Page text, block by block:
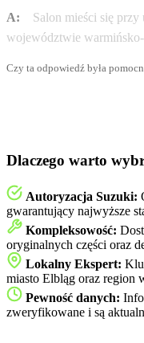
A:
Salon mieści się
województwie
Czy ta odpowiedź była
Dlaczego warto
Autoryzacja Suzuki:
gwarantujący najwyższe
Kompleksowość:
oryginalnych części oraz
Lokalny Ekspert:
miasto Elbląg oraz region
Pewność danych:
zweryfikowane i są